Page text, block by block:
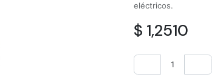
eléctricos.
$ 1,2510